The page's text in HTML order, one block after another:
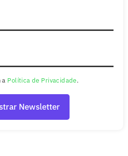
a Política de Privacidade.